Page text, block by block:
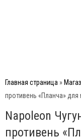
Главная страница »
противень «Планча» для
Napoleon
противень